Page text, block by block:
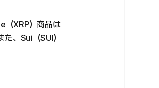
（XRP）商品は
、Sui（SUI）